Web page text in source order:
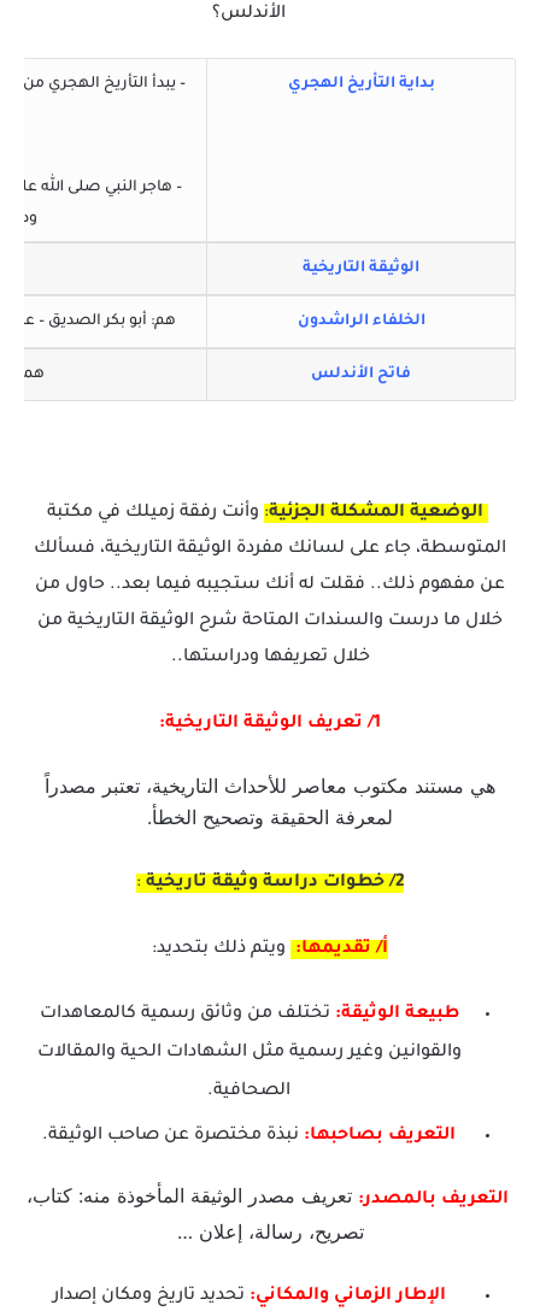
الأندلس؟
بداية التأريخ الهجري – يبدأ التأريخ الهجري من
– هاجر النبي صلى الله
الوثيقة التاريخية
الخلفاء الراشدون هم: أبو بكر الصديق –
فاتح الأندلس هما
الوضعية المشكلة الجزئية: وأنت رفقة زميلك في مكتبة
المتوسطة، جاء على لسانك مفردة الوثيقة التاريخية، فسألك
عن مفهوم ذلك.. فقلت له أنك ستجيبه فيما بعد.. حاول من
خلال ما درست والسندات المتاحة شرح الوثيقة التاريخية من
خلال تعريفها ودراستها..
1/ تعريف الوثيقة التاريخية:
هي مستند مكتوب معاصر للأحداث التاريخية، تعتبر مصدراً
لمعرفة الحقيقة وتصحيح الخطأ.
2/ خطوات دراسة وثيقة تاريخية :
أ/ تقديمها: ويتم ذلك بتحديد:
طبيعة الوثيقة: تختلف من وثائق رسمية كالمعاهدات
والقوانين وغير رسمية مثل الشهادات الحية والمقالات
الصحافية.
التعريف بصاحبها: نبذة مختصرة عن صاحب الوثيقة.
التعريف بالمصدر: تعريف مصدر الوثيقة المأخوذة منه: كتاب،
تصريح، رسالة، إعلان …
الإطار الزماني والمكاني: تحديد تاريخ ومكان إصدار